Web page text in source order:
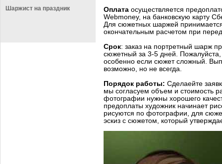
Шаржист на праздник
Оплата осуществляется
Webmoney, на банковскую карту
Для сюжетных шаржей
окончательным расчетом при
Срок: заказ на портретный шарж
сюжетный за 3-5 дней. Пожалуйста,
особенно если сюжет сложный.
возможно, но не всегда.
Порядок работы: Сделаейте
мы согласуем объем и стоимость
фотографии нужны хорошего
предоплаты художник начинает
рисуются по фотографии, для
эскиз с сюжетом, который